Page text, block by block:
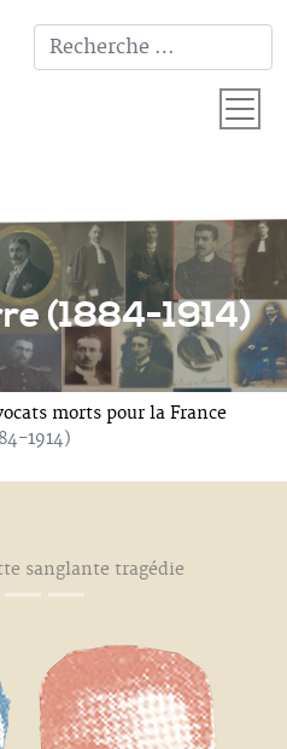
(1884-1914)
morts pour la France
1914)
sanglante tragédie